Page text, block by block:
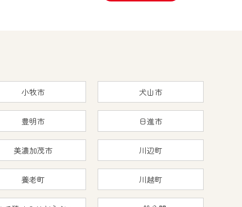
小牧市 犬山市
豊明市 日進市
美濃加茂市 川辺町
養老町 川越町